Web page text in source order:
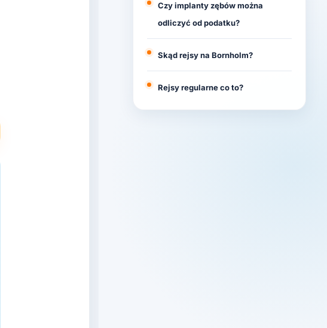
Czy implanty zębów można
odliczyć od podatku?
Skąd rejsy na Bornholm?
Rejsy regularne co to?